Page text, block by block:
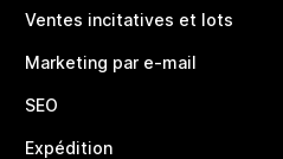
Ventes incitatives et lots
Marketing par e-mail
SEO
Expédition